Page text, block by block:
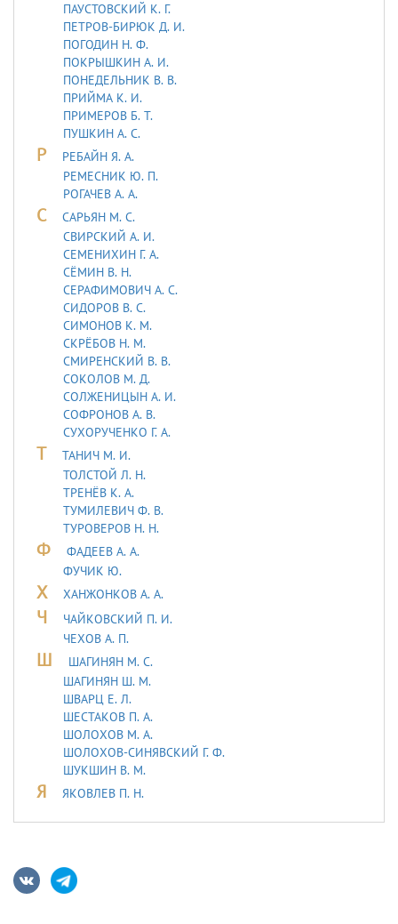
ПАУСТОВСКИЙ К. Г.
ПЕТРОВ-БИРЮК Д. И.
ПОГОДИН Н. Ф.
ПОКРЫШКИН А. И.
ПОНЕДЕЛЬНИК В. В.
ПРИЙМА К. И.
ПРИМЕРОВ Б. Т.
ПУШКИН А. С.
Р
РЕБАЙН Я. А.
РЕМЕСНИК Ю. П.
РОГАЧЕВ А. А.
С
САРЬЯH М. С.
СВИРСКИЙ А. И.
СЕМЕНИХИН Г. А.
СЁМИН В. Н.
СЕРАФИМОВИЧ А. С.
СИДОРОВ В. С.
СИМОНОВ К. М.
СКРЁБОВ Н. М.
СМИРЕНСКИЙ В. В.
СОКОЛОВ М. Д.
СОЛЖЕНИЦЫН А. И.
СОФРОНОВ А. В.
СУХОРУЧЕНКО Г. А.
Т
ТАHИЧ М. И.
ТОЛСТОЙ Л. Н.
ТРЕНЁВ К. А.
ТУМИЛЕВИЧ Ф. В.
ТУРОВЕРОВ Н. Н.
Ф
ФАДЕЕВ А. А.
ФУЧИК Ю.
Х ХАНЖОНКОВ А. А.
Ч
ЧАЙКОВСКИЙ П. И.
ЧЕХОВ А. П.
Ш
ШАГИНЯН М. С.
ШАГИНЯН Ш. М.
ШВАРЦ Е. Л.
ШЕСТАКОВ П. А.
ШОЛОХОВ М. А.
ШОЛОХОВ-СИНЯВСКИЙ Г. Ф.
ШУКШИН В. М.
Я ЯКОВЛЕВ П. Н.